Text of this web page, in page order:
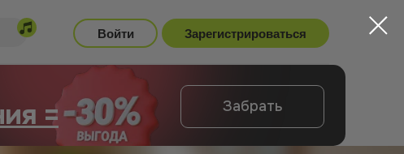
Войти Зарегистрироваться
= Забрать